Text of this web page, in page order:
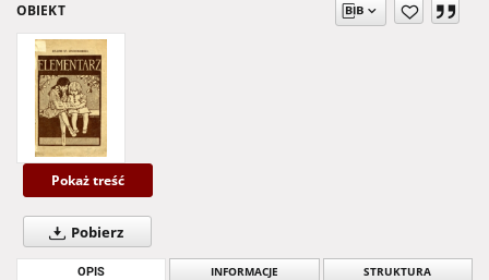
OBIEKT
Pokaż treść
Pobierz
OPIS INFORMACJE STRUKTURA